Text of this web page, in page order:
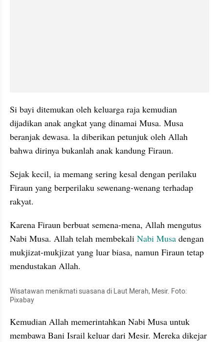
Si bayi ditemukan oleh keluarga raja kemudian
dijadikan anak angkat yang dinamai Musa. Musa
beranjak dewasa. la diberikan petunjuk oleh Allah
bahwa dirinya bukanlah anak kandung Firaun.
Sejak kecil, ia memang sering kesal dengan perilaku
Firaun yang berperilaku sewenang-wenang terhadap
rakyat.
Karena Firaun berbuat semena-mena, Allah mengutus
Nabi Musa. Allah telah membekali Nabi Musa dengan
mukjizat-mukjizat yang luar biasa, namun Firaun tetap
mendustakan Allah.
Wisatawan menikmati suasana di Laut Merah, Mesir. Foto:
Pixabay
Kemudian Allah memerintahkan Nabi Musa untuk
membawa Bani Israil keluar dari Mesir. Mereka dikejar